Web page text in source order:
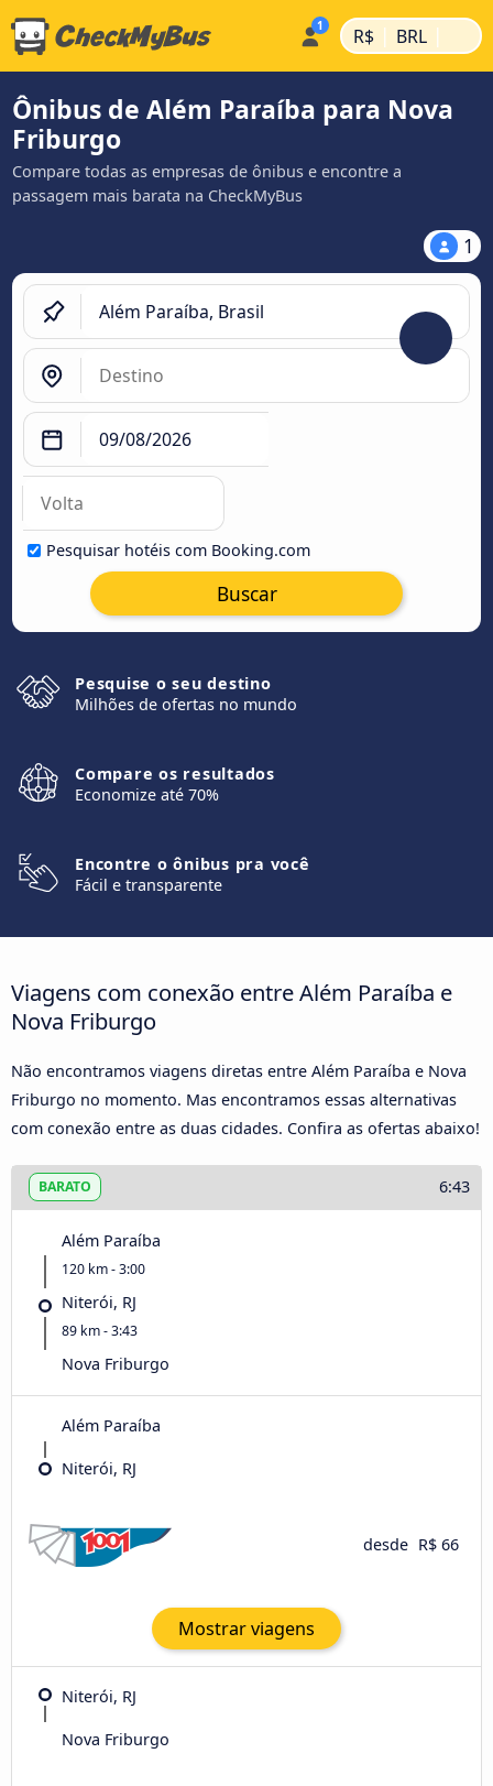
R$ | BRL |
Ônibus de Além Paraíba para Nova
Friburgo
Compare todas as empresas de ônibus e encontre a
passagem mais barata na CheckMyBus
1
Pesquisar hotéis com Booking.com
Buscar
Pesquise o seu destino
Milhões de ofertas no mundo
Compare os resultados
Economize até 70%
Encontre o ônibus pra você
Fácil e transparente
Viagens com conexão entre Além Paraíba e
Nova Friburgo
Não encontramos viagens diretas entre Além Paraíba e Nova
Friburgo no momento. Mas encontramos essas alternativas
com conexão entre as duas cidades. Confira as ofertas abaixo!
BARATO 6:43
Além Paraíba
120 km - 3:00
Niterói, RJ
89 km - 3:43
Nova Friburgo
Além Paraíba
Niterói, RJ
desde R$ 66
Mostrar viagens
Niterói, RJ
Nova Friburgo